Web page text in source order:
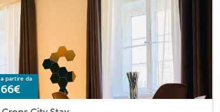
a partire da
66€